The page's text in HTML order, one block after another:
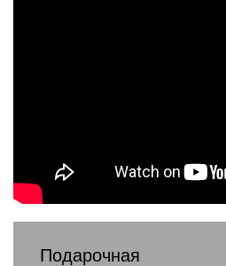
Подарочная